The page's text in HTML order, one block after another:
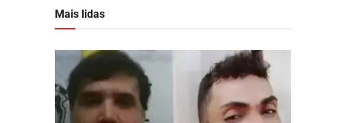
Mais lidas